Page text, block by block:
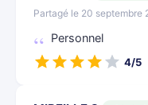
Partagé le 20 septembre
Personnel
4/5